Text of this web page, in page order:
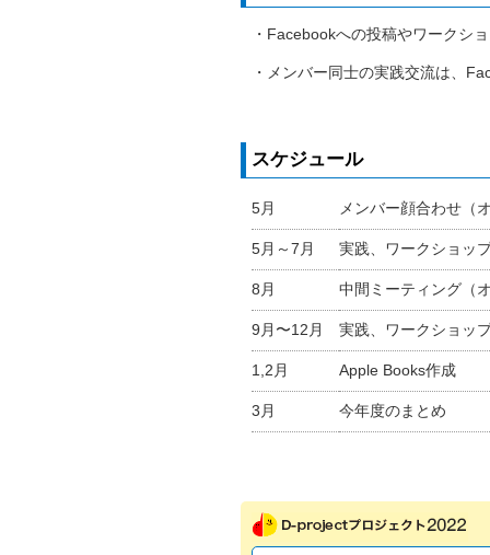
・Facebookへの投稿やワークシ
・メンバー同士の実践交流は、
スケジュール
5月 メンバー顔合わせ（
5月～7月 実践、ワークショッ
8月 中間ミーティング（
9月〜12月 実践、ワークショッ
1,2月 Apple Books作成
3月 今年度のまとめ